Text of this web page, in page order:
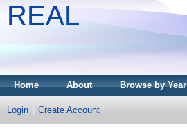
REAL
Home About Browse by Year
Login Create Account